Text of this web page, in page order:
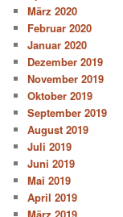
März 2020
Februar 2020
Januar 2020
Dezember 2019
November 2019
Oktober 2019
September 2019
August 2019
Juli 2019
Juni 2019
Mai 2019
April 2019